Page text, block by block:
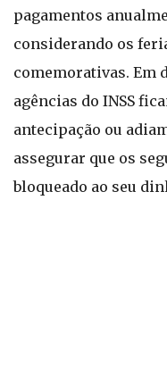
pagamentos
considerando os
comemorativas. Em
agências do INSS
antecipação ou
assegurar que os
bloqueado ao seu